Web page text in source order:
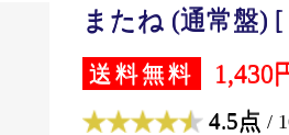
またね (通常盤)
送料無料 1,430
4.5点 /